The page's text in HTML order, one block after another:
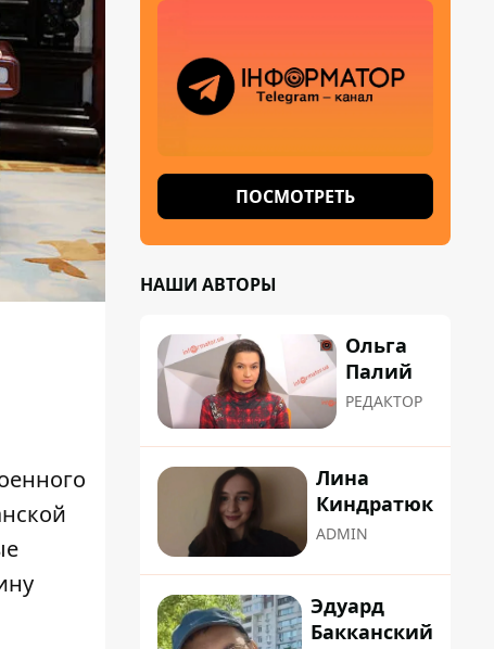
ПОСМОТРЕТЬ
НАШИ АВТОРЫ
Ольга
Палий
РЕДАКТОР
Лина
Киндратюк
ADMIN
Эдуард
Бакканский